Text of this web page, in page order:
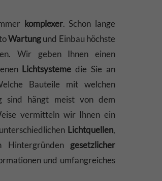
komplexer. Schon lange
Wartungund Einbau höchste
Wir geben Ihnen einen
Lichtsysteme die Sie an
Bauteile mit welchen
sind hängt meist von dem
vermitteln wir Ihnen ein
Lichtquellen,
Hintergründen gesetzlicher
und umfangreiches